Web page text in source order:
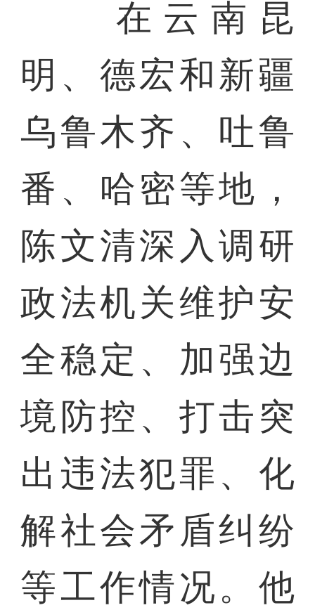
在云南昆
明、德宏和新疆
乌鲁木齐、吐鲁
番、哈密等地，
陈文清深入调研
政法机关维护安
全稳定、加强边
境防控、打击突
出违法犯罪、化
解社会矛盾纠纷
等工作情况。他